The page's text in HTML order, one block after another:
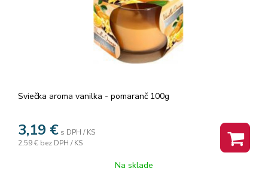
Sviečka aroma vanilka - pomaranč 100g
3,19 € s DPH / KS
2,59 € bez DPH / KS
Na sklade